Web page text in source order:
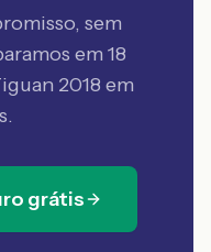
sem
em 18
2018 em
.
grátis